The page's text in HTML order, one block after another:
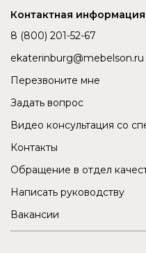
Контактная информация
8 (800) 201-52-67
ekaterinburg@mebelson.ru
Перезвоните мне
Задать вопрос
Видео консультация со
Контакты
Обращение в отдел
Написать руководству
Вакансии